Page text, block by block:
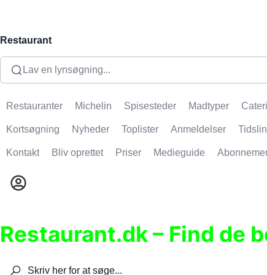
Restaurant
Lav en lynsøgning...
Restauranter Michelin Spisesteder Madtyper
Kortsøgning Nyheder Toplister Anmeldelser
Kontakt Bliv oprettet Priser Medieguide
Restaurant.dk – Find de